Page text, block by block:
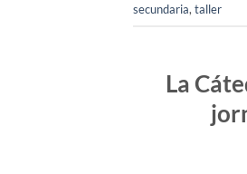
secundaria, taller
La